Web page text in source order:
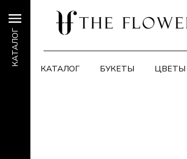
КАТАЛОГ
КАТАЛОГ БУКЕТЫ ЦВЕТЫ